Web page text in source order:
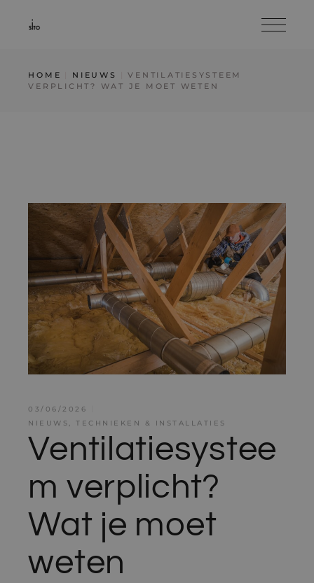
HOME NIEUWS
VENTILATIESYSTEEM
VERPLICHT? WAT JE MOET WETEN
03/06/2026
NIEUWS ,TECHNIEKEN & INSTALLATIES
Ventilatiesystee
m verplicht?
Wat je moet
weten